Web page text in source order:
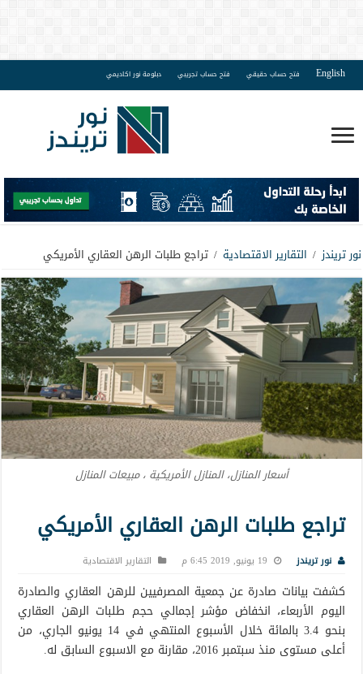
English فتح حساب حقيقي فتح حساب تجريبي دبلومة نور اكاديمي
نور تريندز / التقارير الاقتصادية / تراجع طلبات الرهن العقاري الأمريكي
أسعار المنازل، المنازل الأمريكية ، مبيعات المنازل
تراجع طلبات الرهن العقاري الأمريكي
نور تريندز 19 يونيو, 2019 6:45 م التقارير الاقتصادية
كشفت بيانات صادرة عن جمعية المصرفيين للرهن العقاري والصادرة
اليوم الأربعاء، انخفاض مؤشر إجمالي حجم طلبات الرهن العقاري
بنحو 3.4 بالمائة خلال الأسبوع المنتهي في 14 يونيو الجاري، من
أعلى مستوى منذ سبتمبر 2016، مقارنة مع الاسبوع السابق له.